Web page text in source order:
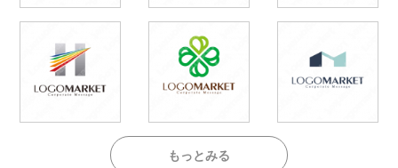
もっとみる